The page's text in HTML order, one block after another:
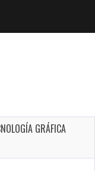
GRÁFICA